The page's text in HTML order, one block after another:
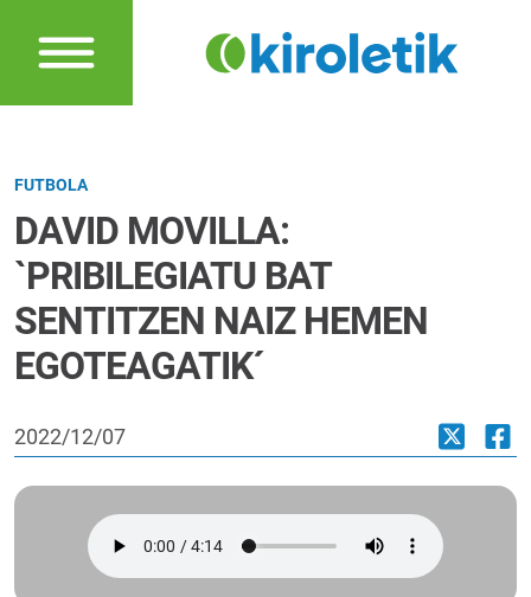
FUTBOLA
DAVID MOVILLA:
`PRIBILEGIATU BAT
SENTITZEN NAIZ HEMEN
EGOTEAGATIK´
2022/12/07